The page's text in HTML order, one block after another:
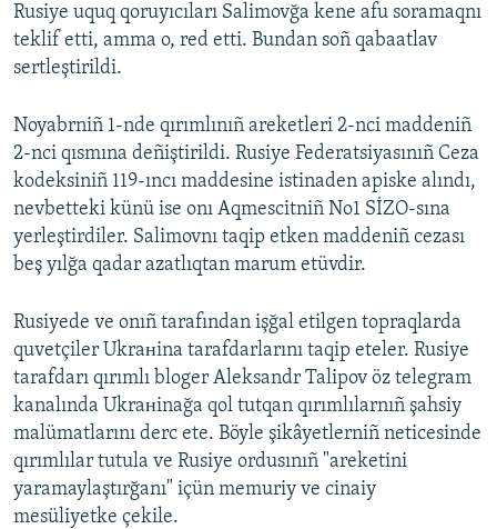
Rusiye uquq qoruyıcıları Salimovğa kene afu soramaqnı
teklif etti, amma o, red etti. Bundan soñ qabaatlav
sertleştirildi.
Noyabrniñ 1-nde qırımlınıñ areketleri 2-nci maddeniñ
2-nci qısmına deñiştirildi. Rusiye Federatsiyasınıñ Ceza
kodeksiniñ 119-ıncı maddesine istinaden apiske alındı,
nevbetteki künü ise onı Aqmescitniñ No1 SİZO-sına
yerleştirdiler. Salimovnı taqip etken maddeniñ cezası
beş yılğa qadar azatlıqtan marum etüvdir.
Rusiyede ve onıñ tarafından işğal etilgen topraqlarda
quvetçiler Ukraнina tarafdarlarını taqip eteler. Rusiye
tarafdarı qırımlı bloger Aleksandr Talipov öz telegram
kanalında Ukraнinağa qol tutqan qırımlılarnıñ şahsiy
malümatlarını derc ete. Böyle şikâyetlerniñ neticesinde
qırımlılar tutula ve Rusiye ordusınıñ "areketini
yaramaylaştırğanı" içün memuriy ve cinaiy
mesüliyetke çekile.